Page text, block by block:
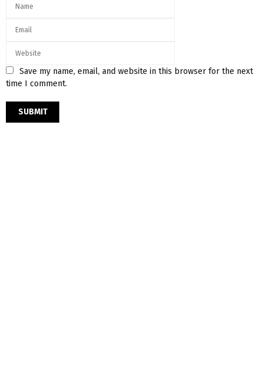
Save my name, email, and website in this browser for the next
time I comment.